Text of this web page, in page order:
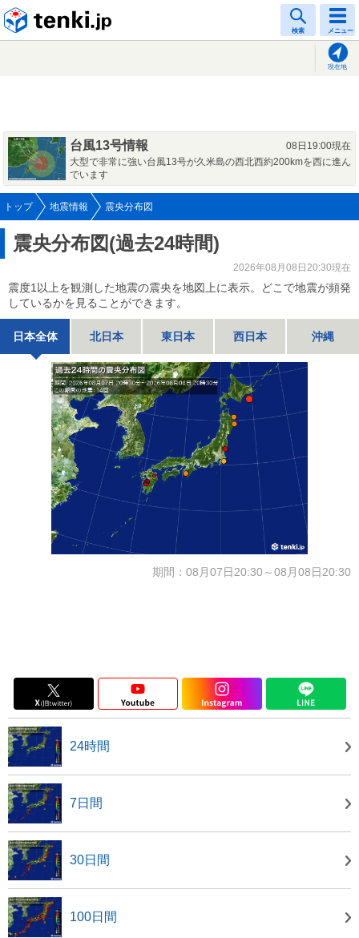
検索 メニュー
現在地
台風13号情報
08日19:00現在
大型で非常に強い台風13号が久米島の西北西約200kmを西に進ん
でいます
トップ 地震情報 震央分布図
震央分布図(過去24時間)
2026年08月08日20:30現在
震度1以上を観測した地震の震央を地図上に表示。どこで地震が頻発
しているかを見ることができます。
日本全体 北日本 東日本 西日本 沖縄
期間：08月07日20:30～08月08日20:30
24時間
7日間
30日間
100日間